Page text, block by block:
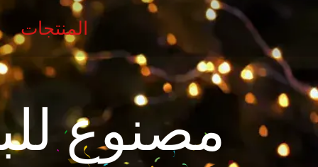
المنتجات
مصنوع